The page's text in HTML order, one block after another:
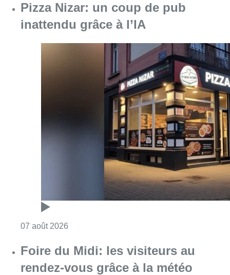
Pizza Nizar: un coup de pub
inattendu grâce à l’IA
07 août 2026
Foire du Midi: les visiteurs au
rendez-vous grâce à la météo